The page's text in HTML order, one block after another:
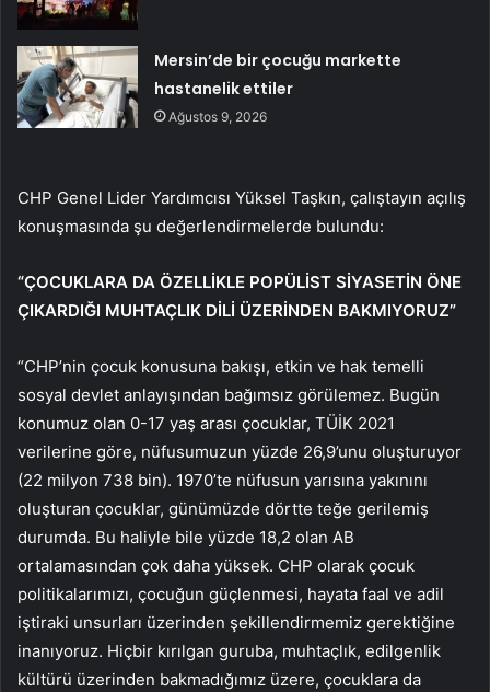
Mersin’de bir çocuğu markette
hastanelik ettiler
Ağustos 9, 2026
CHP Genel Lider Yardımcısı Yüksel Taşkın, çalıştayın açılış
konuşmasında şu değerlendirmelerde bulundu:
“ÇOCUKLARA DA ÖZELLİKLE POPÜLİST SİYASETİN ÖNE
ÇIKARDIĞI MUHTAÇLIK DİLİ ÜZERİNDEN BAKMIYORUZ”
“CHP’nin çocuk konusuna bakışı, etkin ve hak temelli
sosyal devlet anlayışından bağımsız görülemez. Bugün
konumuz olan 0-17 yaş arası çocuklar, TÜİK 2021
verilerine göre, nüfusumuzun yüzde 26,9’unu oluşturuyor
(22 milyon 738 bin). 1970’te nüfusun yarısına yakınını
oluşturan çocuklar, günümüzde dörtte teğe gerilemiş
durumda. Bu haliyle bile yüzde 18,2 olan AB
ortalamasından çok daha yüksek. CHP olarak çocuk
politikalarımızı, çocuğun güçlenmesi, hayata faal ve adil
iştiraki unsurları üzerinden şekillendirmemiz gerektiğine
inanıyoruz. Hiçbir kırılgan guruba, muhtaçlık, edilgenlik
kültürü üzerinden bakmadığımız üzere, çocuklara da